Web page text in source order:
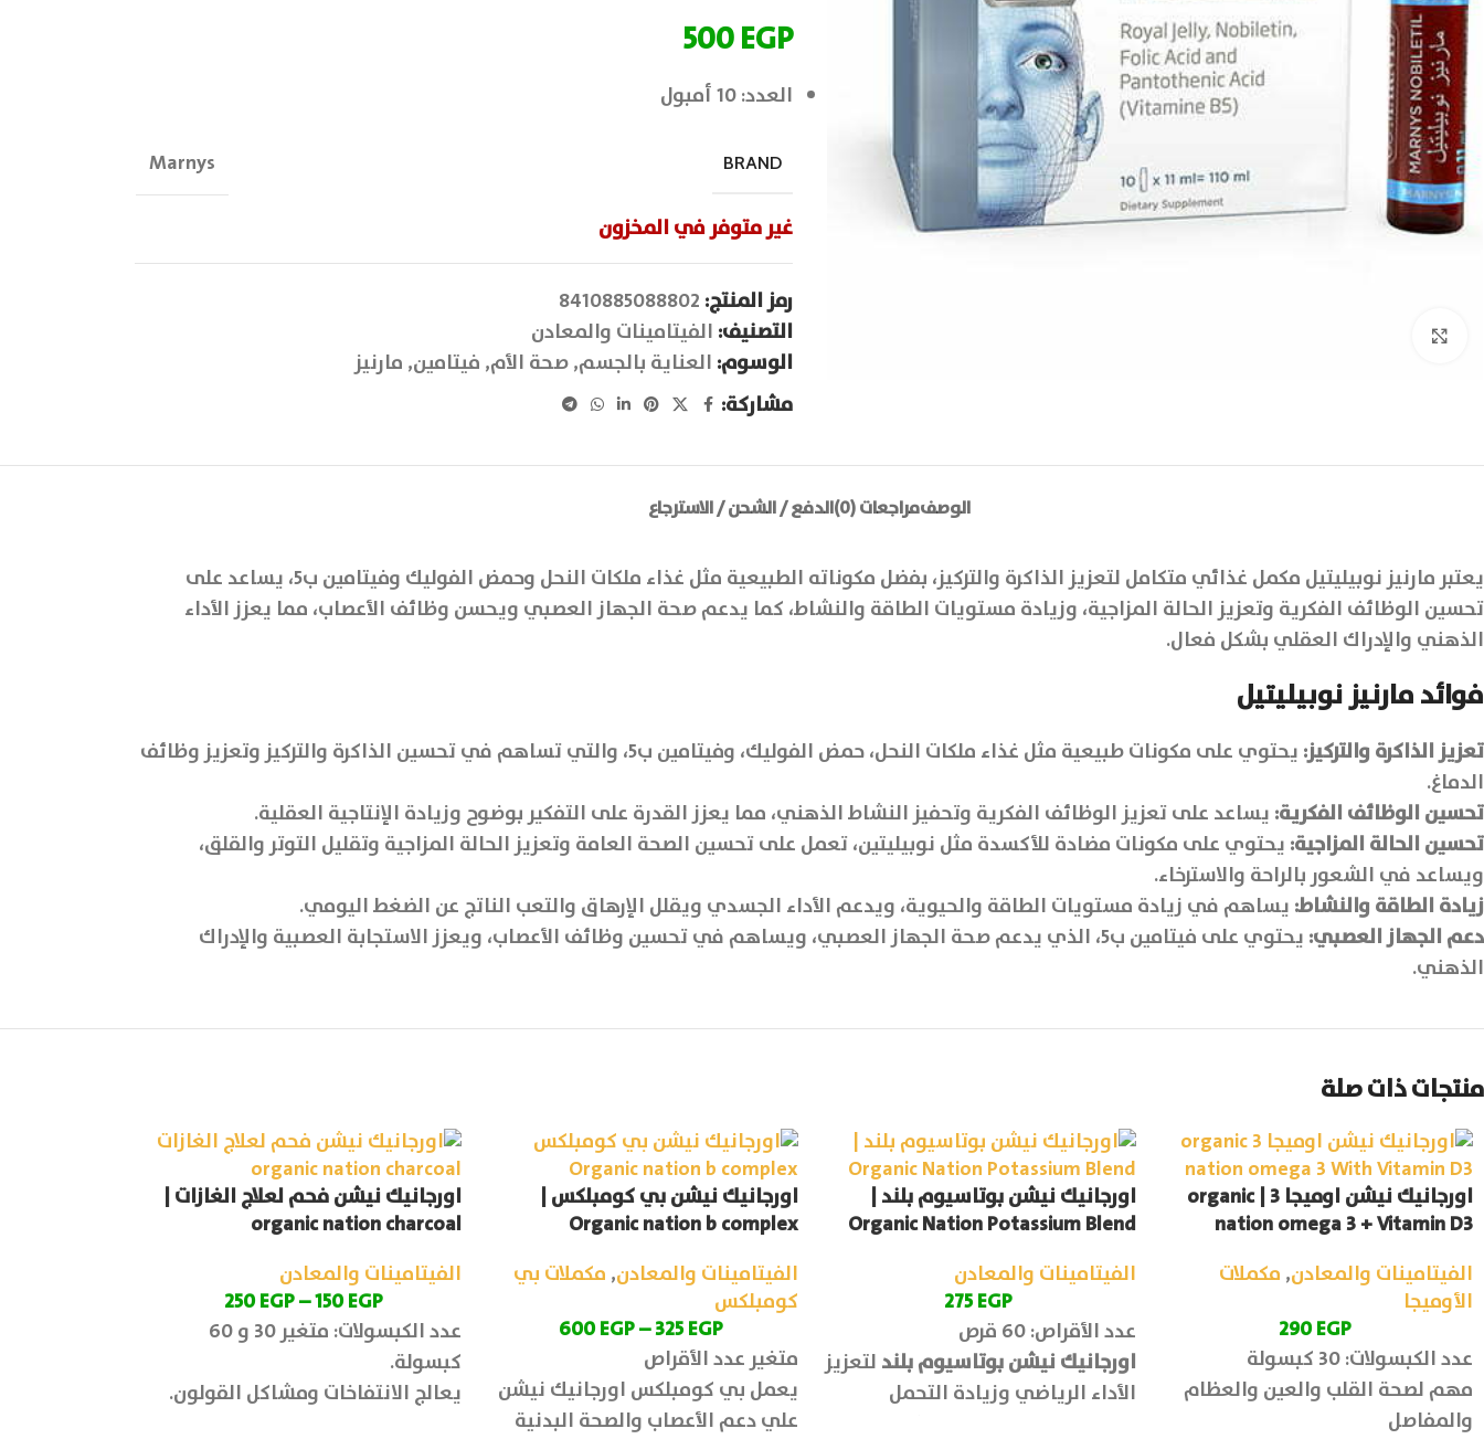
500EGP
العدد: 10 أمبول
BRAND
Marnys
غير متوفر في المخزون
رمز المنتج: 8410885088802
التصنيف: الفيتامينات والمعادن
الوسوم: العناية بالجسم,صحة الأم, فيتامين, مارنيز
مشاركة:
الوصفمراجعات (0) الدفع / الشحن / الاسترجاع
يعتبر مارنيز نوبيليتيل مكمل غذائي متكامل لتعزيز الذاكرة والتركيز، بفضل مكوناته الطبيعية مثل غذاء ملكات النحل وحمض الفوليك وفيتامين ب5، يساعد على
تحسين الوظائف الفكرية وتعزيز الحالة المزاجية، وزيادة مستويات الطاقة والنشاط، كما يدعم صحة الجهاز العصبي ويحسن وظائف الأعصاب، مما يعزز الأداء
الذهني والإدراك العقلي بشكل فعال.
فوائد مارنيز نوبيليتيل
تعزيز الذاكرة والتركيز:
يحتوي على مكونات طبيعية مثل غذاء ملكات النحل، حمض الفوليك، وفيتامين ب5، والتي تساهم في تحسين الذاكرة والتركيز وتعزيز وظائف
الدماغ.
تحسين الوظائف الفكرية: يساعد على تعزيز الوظائف الفكرية وتحفيز النشاط الذهني، مما يعزز القدرة على التفكير بوضوح وزيادة الإنتاجية العقلية.
تحسين الحالة المزاجية: يحتوي على مكونات مضادة للأكسدة مثل نوبيليتين، تعمل على تحسين الصحة العامة وتعزيز الحالة المزاجية وتقليل التوتر والقلق،
ويساعد في الشعور بالراحة والاسترخاء.
زيادة الطاقة والنشاط: يساهم في زيادة مستويات الطاقة والحيوية، ويدعم الأداء الجسدي ويقلل الإرهاق والتعب الناتج عن الضغط اليومي.
دعم الجهاز العصبي:
يحتوي على فيتامين ب5، الذي يدعم صحة الجهاز العصبي، ويساهم في تحسين وظائف الأعصاب، ويعزز الاستجابة العصبية والإدراك
الذهني.
منتجات ذات صلة
اورجانيك نيشن اوميجا 3 | organic
nation omega 3 + Vitamin D3
الفيتامينات والمعادن, مكملات
الأوميجا
290EGP
عدد الكبسولات: 30 كبسولة
مهم لصحة القلب والعين والعظام
والمفاصل
اورجانيك نيشن بوتاسيوم بلند |
Organic Nation Potassium Blend
الفيتامينات والمعادن
275EGP
عدد الأقراص: 60 قرص
اورجانيك نيشن بوتاسيوم بلند لتعزيز
الأداء الرياضي وزيادة التحمل
اورجانيك نيشن بي كومبلكس |
Organic nation b complex
الفيتامينات والمعادن, مكملات بي
كومبلكس
325EGP
–
600EGP
متغير عدد الأقراص
يعمل بي كومبلكس اورجانيك نيشن
علي دعم الأعصاب والصحة البدنية
اورجانيك نيشن فحم لعلاج الغازات |
organic nation charcoal
الفيتامينات والمعادن
150EGP
–
250EGP
عدد الكبسولات: متغير 30 و 60
كبسولة.
يعالج الانتفاخات ومشاكل القولون.